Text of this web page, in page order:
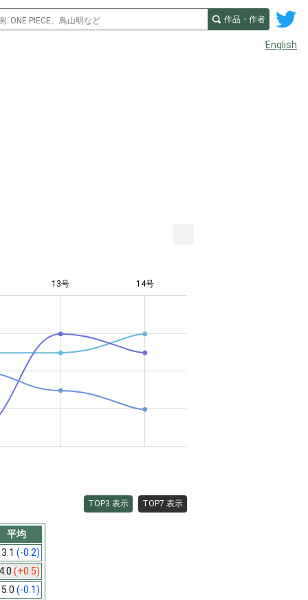
作品・作者
English
13号 14号
TOP3 表示 TOP7 表示
平均
3.1 (-0.2)
4.0 (+0.5)
5.0 (-0.1)